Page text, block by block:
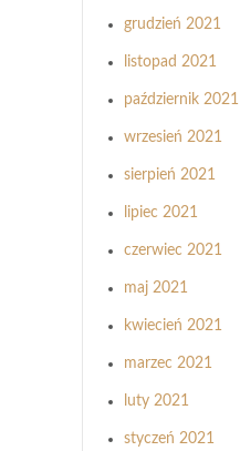
grudzień 2021
listopad 2021
październik 2021
wrzesień 2021
sierpień 2021
lipiec 2021
czerwiec 2021
maj 2021
kwiecień 2021
marzec 2021
luty 2021
styczeń 2021